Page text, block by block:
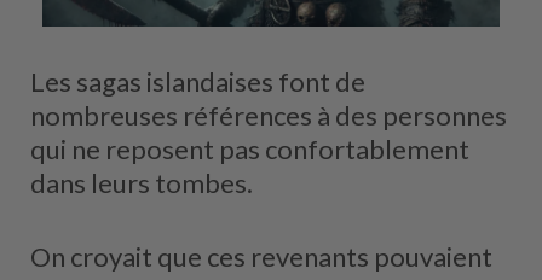
Les sagas islandaises font de
nombreuses références à des personnes
qui ne reposent pas confortablement
dans leurs tombes.
On croyait que ces revenants pouvaient